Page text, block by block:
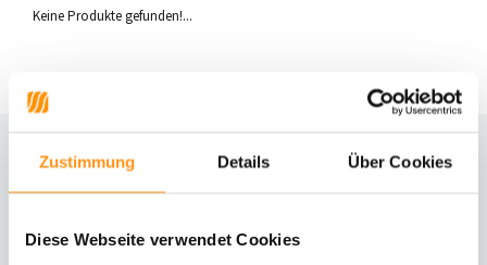
Zustimmung Details Über Cookies
Diese Webseite verwendet Cookies
Keine Produkte gefunden!...